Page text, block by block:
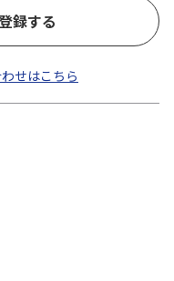
録する
せはこちら